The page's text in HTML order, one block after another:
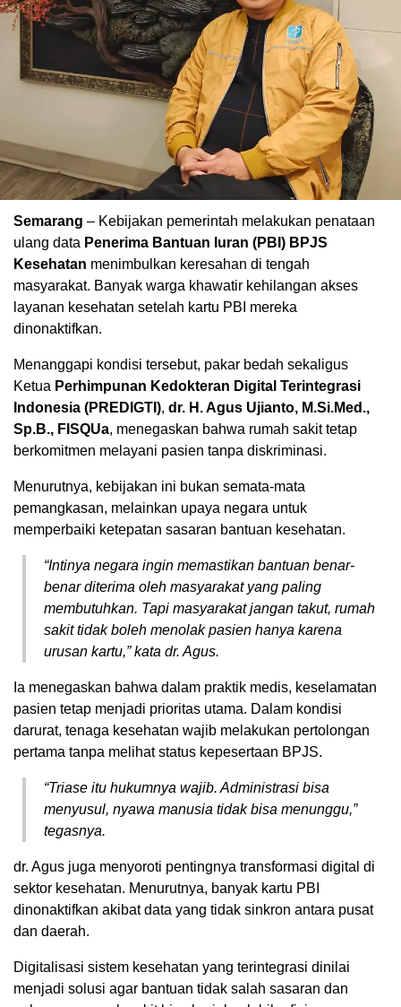
Semarang – Kebijakan pemerintah melakukan penataan
ulang data Penerima Bantuan Iuran (PBI) BPJS
Kesehatan menimbulkan keresahan di tengah
masyarakat. Banyak warga khawatir kehilangan akses
layanan kesehatan setelah kartu PBI mereka
dinonaktifkan.
Menanggapi kondisi tersebut, pakar bedah sekaligus
Ketua Perhimpunan Kedokteran Digital Terintegrasi
Indonesia (PREDIGTI), dr. H. Agus Ujianto, M.Si.Med.,
Sp.B., FISQUa, menegaskan bahwa rumah sakit tetap
berkomitmen melayani pasien tanpa diskriminasi.
Menurutnya, kebijakan ini bukan semata-mata
pemangkasan, melainkan upaya negara untuk
memperbaiki ketepatan sasaran bantuan kesehatan.
“Intinya negara ingin memastikan bantuan benar-
benar diterima oleh masyarakat yang paling
membutuhkan. Tapi masyarakat jangan takut, rumah
sakit tidak boleh menolak pasien hanya karena
urusan kartu,” kata dr. Agus.
Ia menegaskan bahwa dalam praktik medis, keselamatan
pasien tetap menjadi prioritas utama. Dalam kondisi
darurat, tenaga kesehatan wajib melakukan pertolongan
pertama tanpa melihat status kepesertaan BPJS.
“Triase itu hukumnya wajib. Administrasi bisa
menyusul, nyawa manusia tidak bisa menunggu,”
tegasnya.
dr. Agus juga menyoroti pentingnya transformasi digital di
sektor kesehatan. Menurutnya, banyak kartu PBI
dinonaktifkan akibat data yang tidak sinkron antara pusat
dan daerah.
Digitalisasi sistem kesehatan yang terintegrasi dinilai
menjadi solusi agar bantuan tidak salah sasaran dan